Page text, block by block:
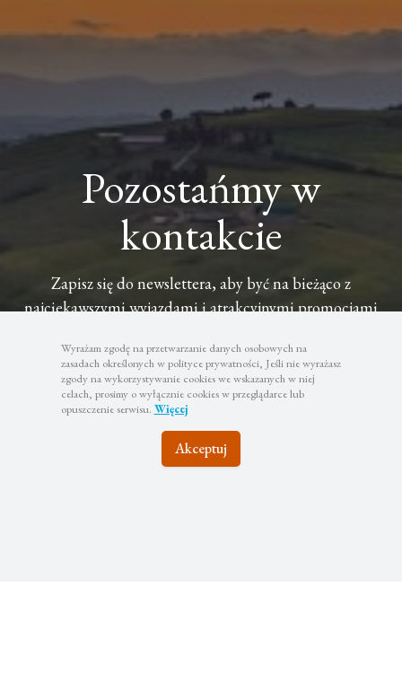
Wyrażam zgodę na przetwarzanie danych osobowych na
zasadach określonych w polityce prywatności, Jeśli nie wyrażasz
zgody na wykorzystywanie cookies we wskazanych w niej
celach, prosimy o wyłącznie cookies w przeglądarce lub
opuszczenie serwisu. Więcej
Akceptuj
Pozostańmy w
kontakcie
Zapisz się do newslettera, aby być na bieżąco z
najciekawszymi wyjazdami i atrakcyjnymi promocjami
Subskrybuj
Twoje dane będą wykorzystywane zgodnie z naszą polityką
prywatności